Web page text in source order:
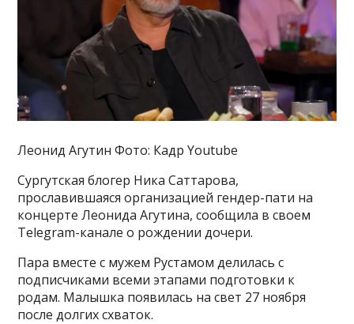
Леонид Агутин Фото: Кадр Youtube
Сургутская блогер Ника Саттарова,
прославившаяся организацией гендер-пати на
концерте Леонида Агутина, сообщила в своем
Telegram-канале о рождении дочери.
Пара вместе с мужем Рустамом делилась с
подписчиками всеми этапами подготовки к
родам. Малышка появилась на свет 27 ноября
после долгих схваток.